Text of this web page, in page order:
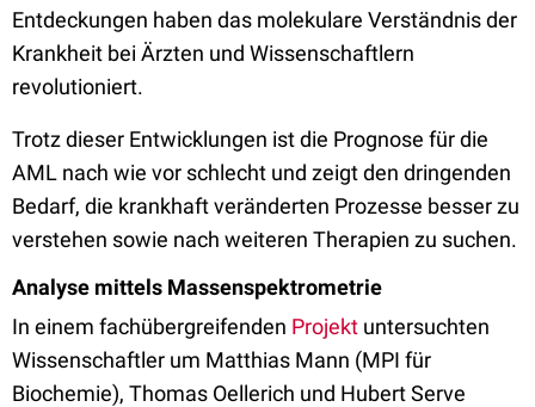
Entdeckungen haben das molekulare Verständnis der
Krankheit bei Ärzten und Wissenschaftlern
revolutioniert.
Trotz dieser Entwicklungen ist die Prognose für die
AML nach wie vor schlecht und zeigt den dringenden
Bedarf, die krankhaft veränderten Prozesse besser zu
verstehen sowie nach weiteren Therapien zu suchen.
Analyse mittels Massenspektrometrie
In einem fachübergreifenden Projekt untersuchten
Wissenschaftler um Matthias Mann (MPI für
Biochemie), Thomas Oellerich und Hubert Serve